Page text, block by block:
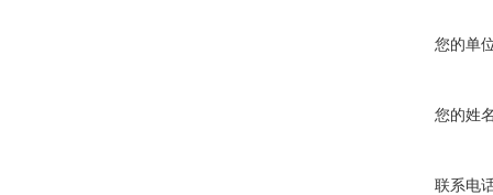
您的单
您的姓
联系电